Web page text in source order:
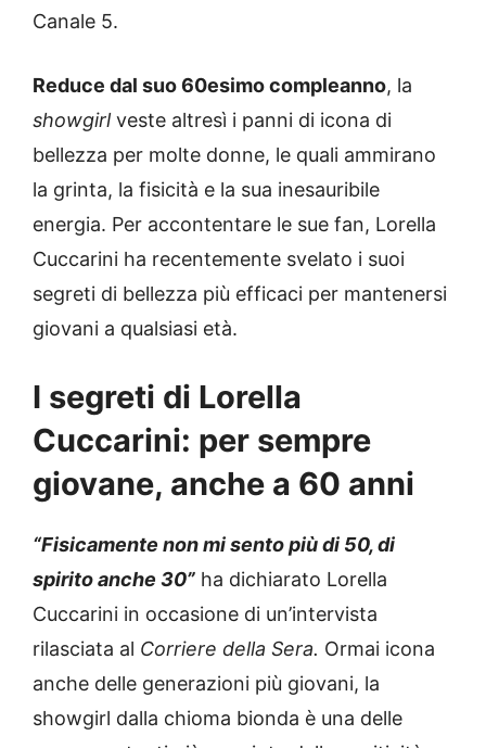
Canale 5.
Reduce dal suo 60esimo compleanno, la
showgirlveste altresì i panni di icona di
bellezza per molte donne, le quali ammirano
la grinta, la fisicità e la sua inesauribile
energia. Per accontentare le sue fan, Lorella
Cuccarini ha recentemente svelato i suoi
segreti di bellezza più efficaci per mantenersi
giovani a qualsiasi età.
I segreti di Lorella
Cuccarini: per sempre
giovane, anche a 60 anni
“Fisicamente non mi sento più di 50, di
spirito anche 30” ha dichiarato Lorella
Cuccarini in occasione di un’intervista
rilasciata al Corriere della Sera. Ormai icona
anche delle generazioni più giovani, la
showgirl dalla chioma bionda è una delle